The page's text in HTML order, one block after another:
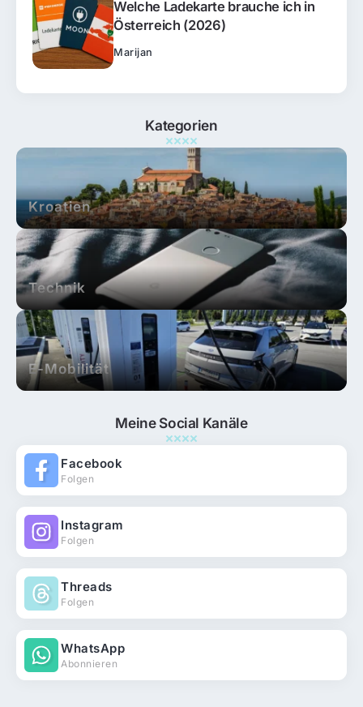
Welche Ladekarte brauche ich in
Österreich (2026)
Marijan
Kategorien
Kroatien
Technik
E-Mobilität
Meine Social Kanäle
Facebook
Folgen
Instagram
Folgen
Threads
Folgen
WhatsApp
Abonnieren
So aktivierst du Microsoft Loop bei